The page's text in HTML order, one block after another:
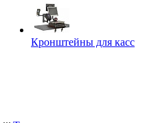
Кронштейны для касс